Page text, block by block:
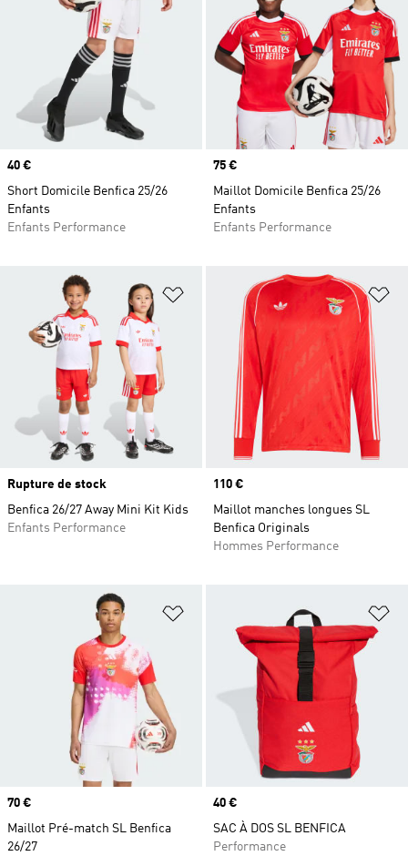
Prix
40 €
Short Domicile Benfica 25/26
Enfants
Enfants Performance
Prix
75 €
Maillot Domicile Benfica 25/26
Enfants
Enfants Performance
Ajouter à la Liste de produits
Rupture de stock
Benfica 26/27 Away Mini Kit Kids
Enfants Performance
Prix
110 €
Maillot manches longues SL
Benfica Originals
Hommes Performance
Ajouter à la Liste de produits
Prix
70 €
Maillot Pré-match SL Benfica
26/27
Prix
40 €
SAC À DOS SL BENFICA
Performance